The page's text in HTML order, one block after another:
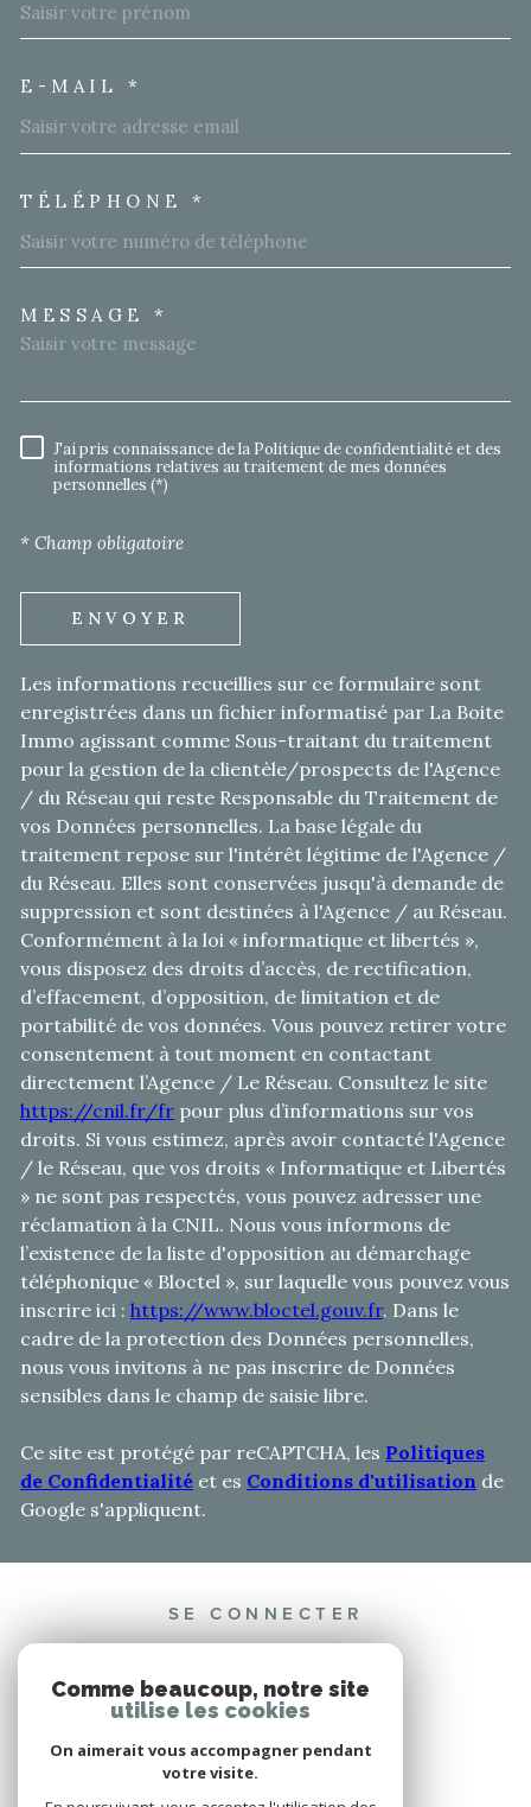
E-MAIL *
TÉLÉPHONE *
MESSAGE *
RÈGLEMENTATION
J'ai pris connaissance de la Politique de confidentialité et des
informations relatives au traitement de mes données
personnelles (*)
* Champ obligatoire
ENVOYER
Les informations recueillies sur ce formulaire sont
enregistrées dans un fichier informatisé par La Boite
Immo agissant comme Sous-traitant du traitement
pour la gestion de la clientèle/prospects de l'Agence
/ du Réseau qui reste Responsable du Traitement de
vos Données personnelles. La base légale du
traitement repose sur l'intérêt légitime de l'Agence /
du Réseau. Elles sont conservées jusqu'à demande de
suppression et sont destinées à l'Agence / au Réseau.
Conformément à la loi « informatique et libertés »,
vous disposez des droits d’accès, de rectification,
d’effacement, d’opposition, de limitation et de
portabilité de vos données. Vous pouvez retirer votre
consentement à tout moment en contactant
directement l’Agence / Le Réseau. Consultez le site
https://cnil.fr/fr pour plus d’informations sur vos
droits. Si vous estimez, après avoir contacté l'Agence
/ le Réseau, que vos droits « Informatique et Libertés
» ne sont pas respectés, vous pouvez adresser une
réclamation à la CNIL. Nous vous informons de
l’existence de la liste d'opposition au démarchage
téléphonique « Bloctel », sur laquelle vous pouvez vous
inscrire ici : https://www.bloctel.gouv.fr. Dans le
cadre de la protection des Données personnelles,
nous vous invitons à ne pas inscrire de Données
sensibles dans le champ de saisie libre.
Ce site est protégé par reCAPTCHA, les Politiques
de Confidentialité et es Conditions d'utilisation de
Google s'appliquent.
SE CONNECTER
ESPACE PROPRIÉTAIRE
ADHÉRENTS
Comme beaucoup, notre site
utilise les cookies
On aimerait vous accompagner pendant
votre visite.